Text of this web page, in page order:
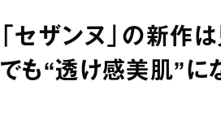
「セザンヌ」の新作
でも“透け感美肌”に